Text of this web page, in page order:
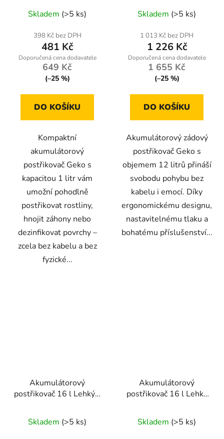
Skladem (>5 ks)
398 Kč bez DPH
481 Kč
649 Kč
(–25 %)
DO KOŠÍKU
Kompaktní
akumulátorový
postřikovač Geko s
kapacitou 1 litr vám
umožní pohodlně
postřikovat rostliny,
hnojit záhony nebo
dezinfikovat povrchy –
zcela bez kabelu a bez
fyzické...
Skladem (>5 ks)
1 013 Kč bez DPH
1 226 Kč
1 655 Kč
(–25 %)
DO KOŠÍKU
Akumulátorový zádový
postřikovač Geko s
objemem 12 litrů přináší
svobodu pohybu bez
kabelu i emocí. Díky
ergonomickému designu,
nastavitelnému tlaku a
bohatému příslušenství...
Akumulátorový
postřikovač 16 l Lehký –
Skladem (>5 ks)
Akumulátorový
postřikovač 16 l Lehký
Skladem (>5 ks)